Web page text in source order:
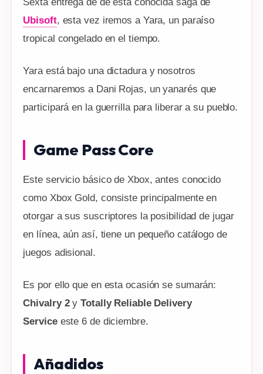
Ubisoft, esta vez iremos a Yara, un paraíso
tropical congelado en el tiempo.
Yara está bajo una dictadura y nosotros
encarnaremos a Dani Rojas, un yanarés que
participará en la guerrilla para liberar a su pueblo.
Game Pass Core
Este servicio básico de Xbox, antes conocido
como Xbox Gold, consiste principalmente en
otorgar a sus suscriptores la posibilidad de jugar
en línea, aún así, tiene un pequeño catálogo de
juegos adisional.
Es por ello que en esta ocasión se sumarán:
Chivalry 2yTotally Reliable Delivery
Service este 6 de diciembre.
Añadidos